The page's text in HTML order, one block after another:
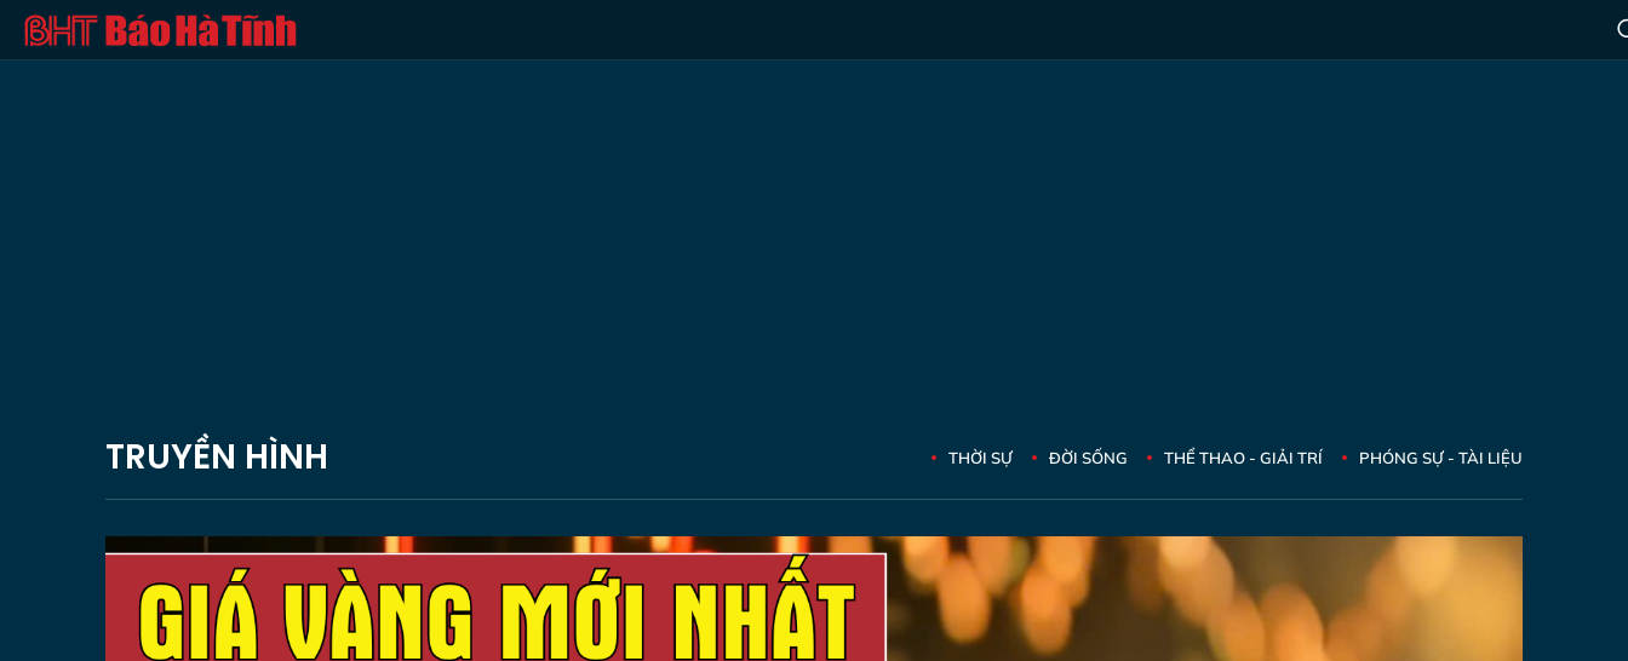
TRUYỀN HÌNH THỜI SỰ ĐỜI SỐNG THỂ THAO - GIẢI TRÍ PHÓNG SỰ - TÀI LIỆU